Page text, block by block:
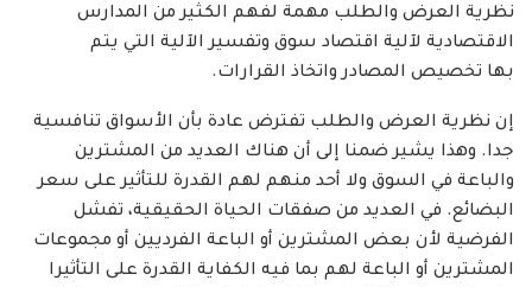
نظرية العرض والطلب مهمة لفهم الكثير من المدارس
الاقتصادية لآلية اقتصاد سوق وتفسير الآلية التي يتم
بها تخصيص المصادر واتخاذ القرارات.
إن نظرية العرض والطلب تفترض عادة بأن الأسواق تنافسية
جدا. وهذا يشير ضمنا إلى أن هناك العديد من المشترين
والباعة في السوق ولا أحد منهم لهم القدرة للتأثير على سعر
البضائع. في العديد من صفقات الحياة الحقيقية، تفشل
الفرضية لأن بعض المشترين أو الباعة الفرديين أو مجموعات
المشترين أو الباعة لهم بما فيه الكفاية القدرة على التأثيرا